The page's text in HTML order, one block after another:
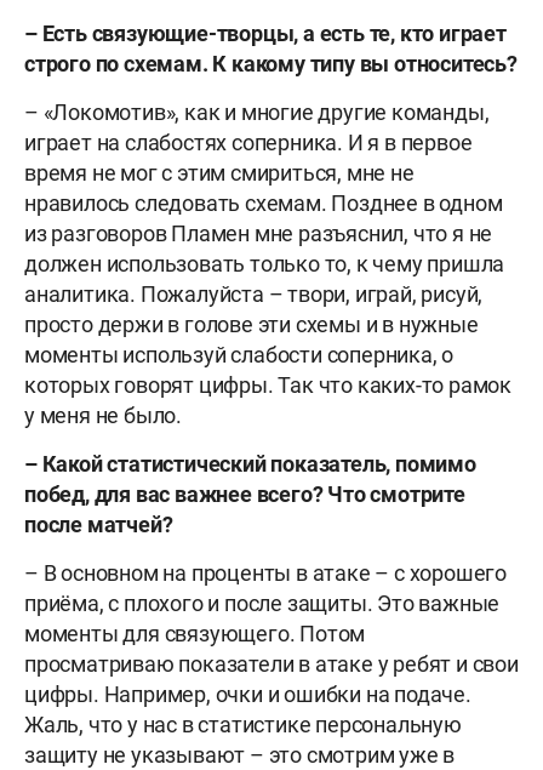
– Есть связующие-творцы, а есть те, кто играет
строго по схемам. К какому типу вы относитесь?
– «Локомотив», как и многие другие команды,
играет на слабостях соперника. И я в первое
время не мог с этим смириться, мне не
нравилось следовать схемам. Позднее в одном
из разговоров Пламен мне разъяснил, что я не
должен использовать только то, к чему пришла
аналитика. Пожалуйста – твори, играй, рисуй,
просто держи в голове эти схемы и в нужные
моменты используй слабости соперника, о
которых говорят цифры. Так что каких-то рамок
у меня не было.
– Какой статистический показатель, помимо
побед, для вас важнее всего? Что смотрите
после матчей?
– В основном на проценты в атаке – с хорошего
приёма, с плохого и после защиты. Это важные
моменты для связующего. Потом
просматриваю показатели в атаке у ребят и свои
цифры. Например, очки и ошибки на подаче.
Жаль, что у нас в статистике персональную
защиту не указывают – это смотрим уже в